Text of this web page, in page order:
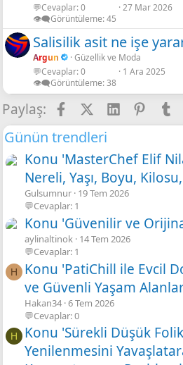
💬Cevaplar 0
👁️‍🗨️Görüntüleme 45
27 Mar 2026
Salisilik asit ne işe
Argun
Güzellik ve Moda
💬Cevaplar 0
👁️‍🗨️Görüntüleme 38
1 Ara 2025
Paylaş: FacebookLinkedIn
Günün trendleri
Konu 'MasterChef Elif
Nereli, Yaşı, Boyu,
Gulsumnur 19 Tem 2026
💬Cevaplar: 1
Konu 'Güvenilir ve
aylinaltinok 14 Tem 2026
💬Cevaplar: 1
H
Konu 'PatiChill ile Evcil
ve Güvenli Yaşam
Hakan34 6 Tem 2026
💬Cevaplar: 0
H
Konu 'Sürekli Düşük
Yenilenmesini